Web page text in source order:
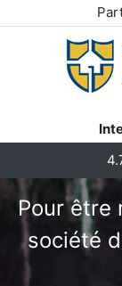
Pour être
société